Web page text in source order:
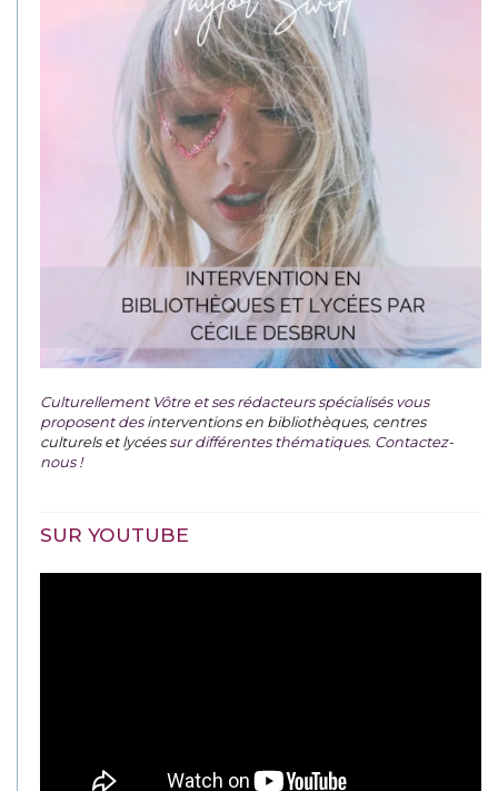
Culturellement Vôtre et ses rédacteurs spécialisés vous
proposent desinterventions en bibliothèques, centres
culturels et lycéessur différentes thématiques. Contactez-
nous !
SUR YOUTUBE